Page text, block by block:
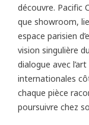
découvre. Pacific
que showroom,
espace parisien
vision singulière
dialogue avec
internationales
chaque pièce
poursuivre chez